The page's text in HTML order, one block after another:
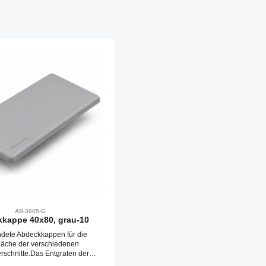
AB-3005-G
40x80, grau-10
Abdeckkappen für die
der verschiedenen
Entgraten der